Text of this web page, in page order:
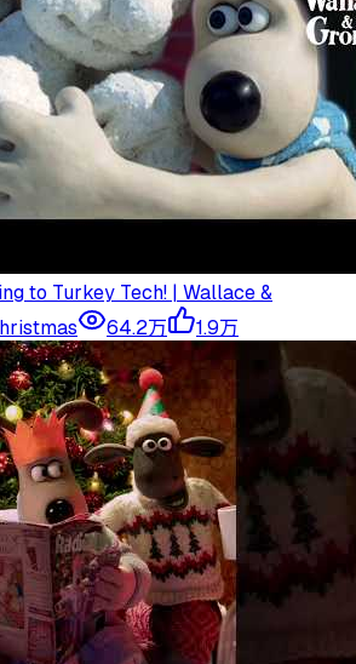
to Turkey Tech! | Wallace &
64.2万 1.9万